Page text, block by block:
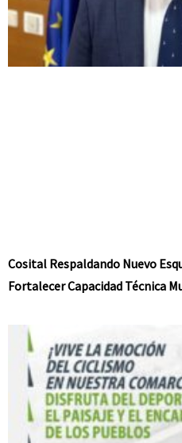
Cosital Respaldando Nuevo
Fortalecer Capacidad Técnica